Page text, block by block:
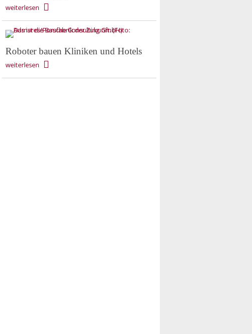
weiterlesen
Roboter bauen Kliniken und Hotels
weiterlesen